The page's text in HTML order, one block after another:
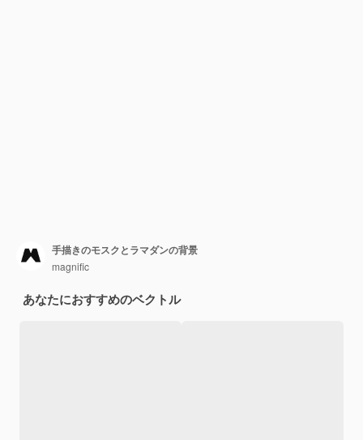
手描きのモスクとラマダンの背景
magnific
あなたにおすすめのベクトル